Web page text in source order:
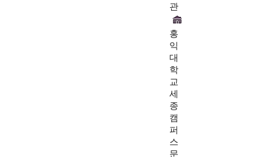
관
홍
익
대
학
교
세
종
캠
퍼
스
문